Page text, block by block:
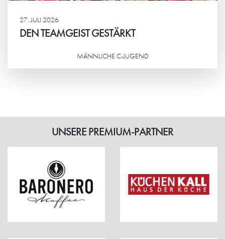
27. JULI 2026
DEN TEAMGEIST GESTÄRKT
MÄNNLICHE C-JUGEND
UNSERE PREMIUM-PARTNER